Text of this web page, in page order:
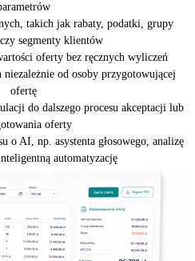
takich jak rabaty, podatki, grupy
segmenty klientów
oferty bez ręcznych wyliczeń
od osoby przygotowującej
ofertę
do dalszego procesu akceptacji lub
oferty
o AI, np. asystenta głosowego, analizę
automatyzację